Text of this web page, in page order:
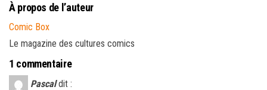
À propos de l’auteur
Comic Box
Le magazine des cultures comics
1 commentaire
Pascal dit :